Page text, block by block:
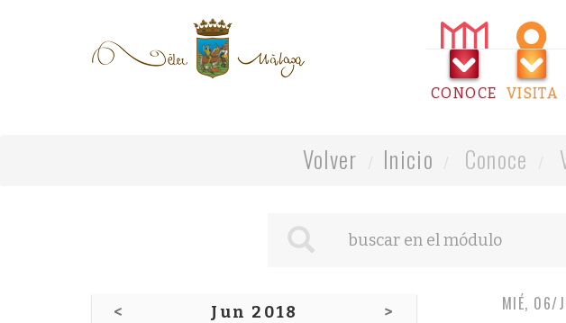
CONOCE VISITA
Volver Inicio Conoce
< Jun 2018 > MIÉ, 06/